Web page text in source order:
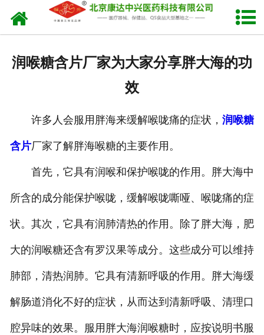
网站首页
发货现场
人才招聘
联系我们
润喉糖含片厂家为大家分享胖大海的功
效
许多人会服用胖海来缓解喉咙痛的症状， 润喉糖
含片厂家了解胖海喉糖的主要作用。
首先，它具有润喉和保护喉咙的作用。胖大海中
所含的成分能保护喉咙，缓解喉咙嘶哑、喉咙痛的症
状。其次，它具有润肺清热的作用。除了胖大海，肥
大的润喉糖还含有罗汉果等成分。这些成分可以维持
肺部，清热润肺。它具有清新呼吸的作用。胖大海缓
解肠道消化不好的症状，从而达到清新呼吸、清理口
腔异味的效果。服用胖大海润喉糖时，应按说明书服